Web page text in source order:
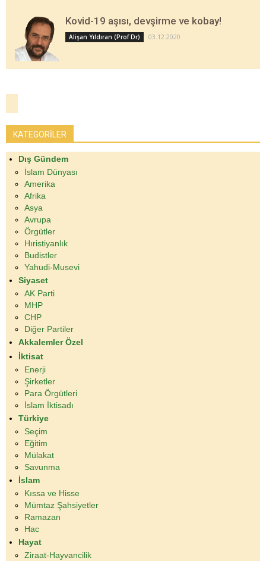
Kovid-19 aşısı, devşirme ve kobay!
Alişan Yıldıran (Prof Dr) 03.12.2020
KATEGORİLER
Dış Gündem
İslam Dünyası
Amerika
Afrika
Asya
Avrupa
Örgütler
Hıristiyanlık
Budistler
Yahudi-Musevi
Siyaset
AK Parti
MHP
CHP
Diğer Partiler
Akkalemler Özel
İktisat
Enerji
Şirketler
Para Örgütleri
İslam İktisadı
Türkiye
Seçim
Eğitim
Mülakat
Savunma
İslam
Kıssa ve Hisse
Mümtaz Şahsiyetler
Ramazan
Hac
Hayat
Ziraat-Hayvancilik